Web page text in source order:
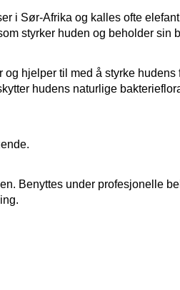
i Sør-Afrika og kalles ofte
styrker huden og beholder
hjelper til med å styrke hudens
hudens naturlige
Benyttes under profesjonelle